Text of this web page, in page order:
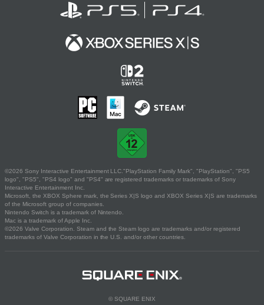
©2026 Sony Interactive Entertainment LLC."PlayStation Family Mark", "PlayStation", "PS5
logo", "PS5", "PS4 logo" and "PS4" are registered trademarks or trademarks of Sony
Interactive Entertainment Inc.
Microsoft, the XBOX Sphere mark, the Series X|S logo and XBOX Series X|S are trademarks
of the Microsoft group of companies.
Nintendo Switch is a trademark of Nintendo.
Mac is a trademark of Apple Inc.
©2026 Valve Corporation. Steam and the Steam logo are trademarks and/or registered
trademarks of Valve Corporation in the U.S. and/or other countries.
© SQUARE ENIX